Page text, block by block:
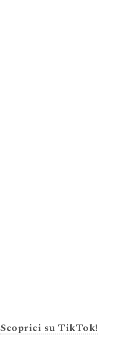
Scoprici su TikTok!